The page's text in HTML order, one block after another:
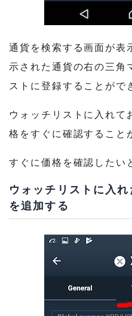
通貨を検索する画面が表
示された通貨の右の三角
ストに登録することがで
ウォッチリストに入れて
格をすぐに確認すること
すぐに価格を確認したい
ウォッチリストに入
を追加する